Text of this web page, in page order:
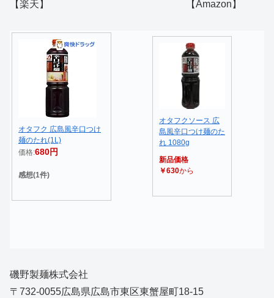
【楽天】 【Amazon】
オタフク 広島風辛口つけ
麺のたれ(1L)
価格:680円
感想(1件)
オタフクソース 広
島風辛口つけ麺のた
れ 1080g
新品価格
￥630から
磯野製麺株式会社
〒732-0055広島県広島市東区東蟹屋町18-15